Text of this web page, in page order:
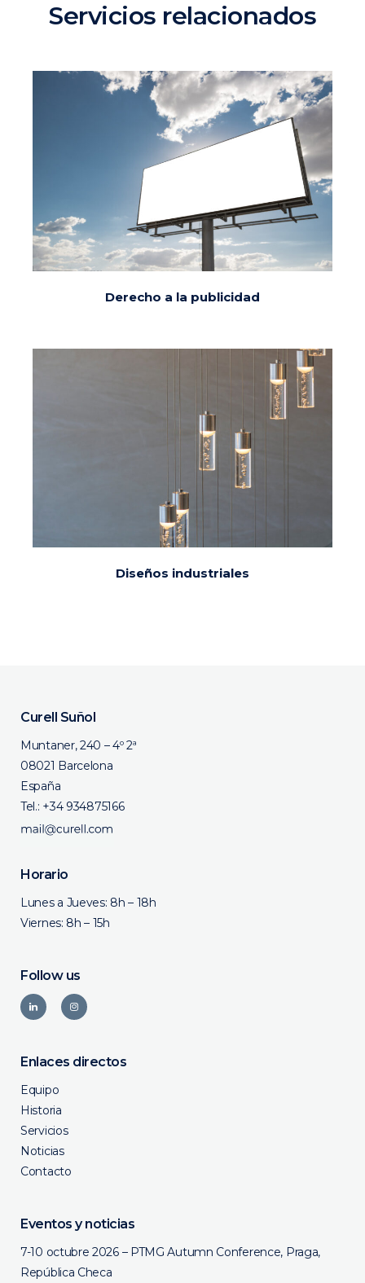
Servicios relacionados
Derecho a la publicidad
Diseños industriales
Curell Suñol
Muntaner, 240 – 4º 2ª
08021 Barcelona
España
Tel.: +34 934875166
Horario
Lunes a Jueves: 8h – 18h
Viernes: 8h – 15h
Follow us
Enlaces directos
Equipo
Historia
Servicios
Noticias
Contacto
Eventos y noticias
7-10 octubre 2026 – PTMG Autumn Conference, Praga,
República Checa